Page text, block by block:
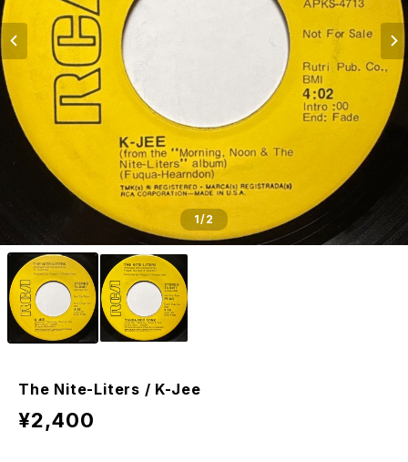
1/2
The Nite-Liters / K-Jee
¥2,400